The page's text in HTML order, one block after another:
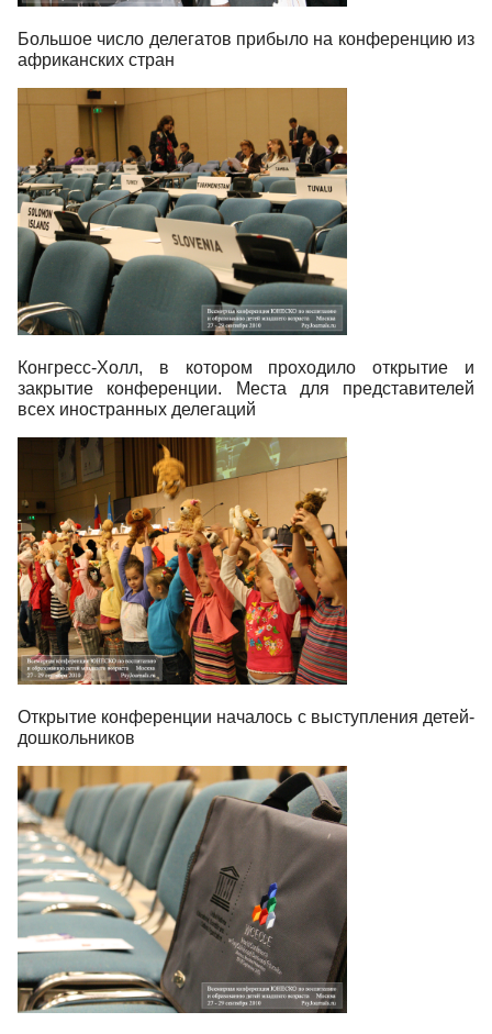
Большое число делегатов прибыло на конференцию из
африканских стран
Конгресс-Холл, в котором проходило открытие и
закрытие конференции. Места для представителей
всех иностранных делегаций
Открытие конференции началось с выступления детей-
дошкольников